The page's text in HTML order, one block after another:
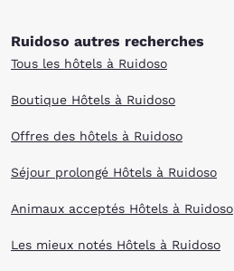
Ruidoso autres recherches
Tous les hôtels à Ruidoso
Boutique Hôtels à Ruidoso
Offres des hôtels à Ruidoso
Séjour prolongé Hôtels à Ruidoso
Animaux acceptés Hôtels à Ruidoso
Les mieux notés Hôtels à Ruidoso